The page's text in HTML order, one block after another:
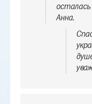
осталась
Анна.